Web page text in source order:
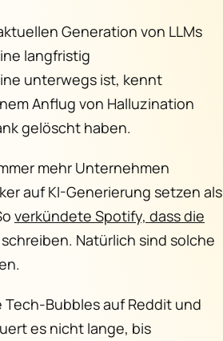
Generation von LLMs
langfristig
unterwegs ist, kennt
Anflug von Halluzination
gelöscht haben.
mehr Unternehmen
auf KI-Generierung setzen als
verkündete Spotify, dass die
Natürlich sind solche
Bubbles auf Reddit und
es nicht lange, bis